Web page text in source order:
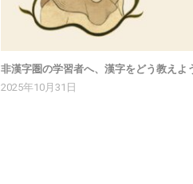
非漢字圏の学習者へ、漢字をどう教えよ
2025年10月31日